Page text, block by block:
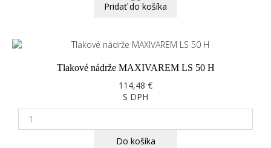
Pridať do košíka
Tlakové nádrže MAXIVAREM LS 50 H
114,48 €
S DPH
Do košíka